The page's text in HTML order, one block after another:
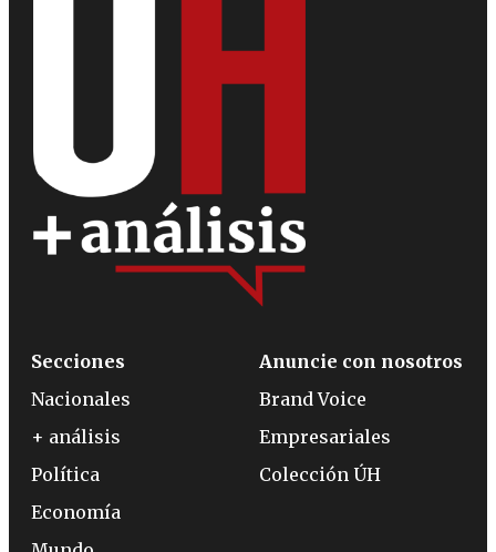
Secciones
Nacionales
+ análisis
Política
Economía
Anuncie con nosotros
Brand Voice
Empresariales
Colección ÚH